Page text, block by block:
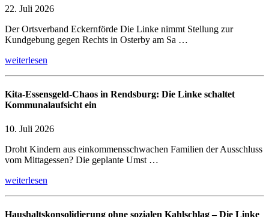
22. Juli 2026
Der Ortsverband Eckernförde Die Linke nimmt Stellung zur
Kundgebung gegen Rechts in Osterby am Sa …
weiterlesen
Kita-Essensgeld-Chaos in Rendsburg: Die Linke schaltet
Kommunalaufsicht ein
10. Juli 2026
Droht Kindern aus einkommensschwachen Familien der Ausschluss
vom Mittagessen? Die geplante Umst …
weiterlesen
Haushaltskonsolidierung ohne sozialen Kahlschlag – Die Linke